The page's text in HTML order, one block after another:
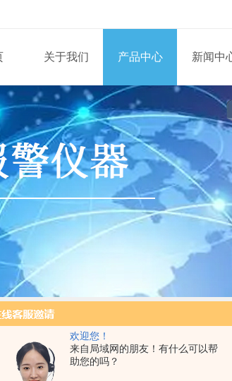
欢迎您！
来自局域网的朋友！有什么可以帮
助您的吗？
关于我们 产品中心 新闻中
4.丙种射线报警器 > 珠海商场人防丙种射线报警